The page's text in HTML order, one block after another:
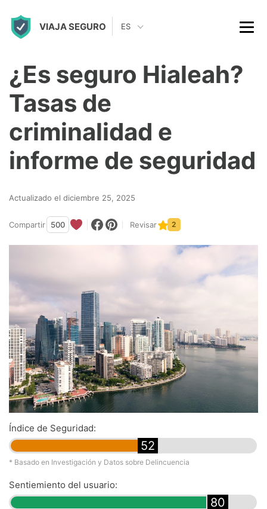
VIAJA SEGURO ES
¿Es seguro Hialeah?
Tasas de
criminalidad e
informe de seguridad
Actualizado el diciembre 25, 2025
Compartir 500 Revisar 2
Índice de Seguridad:
52
* Basado en Investigación y Datos sobre Delincuencia
Sentiemiento del usuario:
80